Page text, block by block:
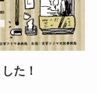
た！